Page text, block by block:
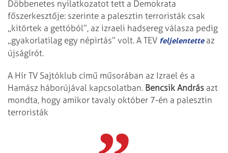
Döbbenetes nyilatkozatot tett a Demokrata
főszerkesztője: szerinte a palesztin terroristák csak
„kitörtek a gettóból”, az izraeli hadsereg válasza pedig
„gyakorlatilag egy népirtás” volt. A TEV feljelentetteaz
újságírót.
A Hír TV Sajtóklub című műsorában az Izrael és a
Hamász háborújával kapcsolatban. Bencsik András azt
mondta, hogy amikor tavaly október 7-én a palesztin
terroristák